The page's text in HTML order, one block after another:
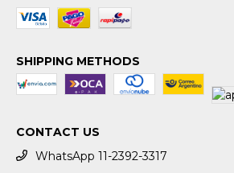
SHIPPING METHODS
CONTACT US
WhatsApp 11-2392-3317